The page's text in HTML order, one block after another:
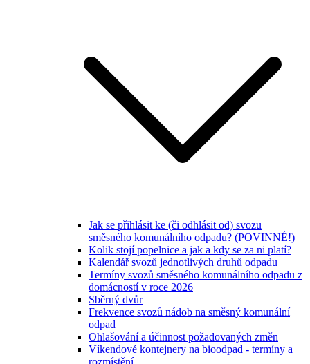
Jak se přihlásit ke (či odhlásit od) svozu
směsného komunálního odpadu? (POVINNÉ!)
Kolik stojí popelnice a jak a kdy se za ni platí?
Kalendář svozů jednotlivých druhů odpadu
Termíny svozů směsného komunálního odpadu z
domácností v roce 2026
Sběrný dvůr
Frekvence svozů nádob na směsný komunální
odpad
Ohlašování a účinnost požadovaných změn
Víkendové kontejnery na bioodpad - termíny a
rozmístění